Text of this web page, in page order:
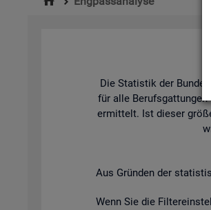
Die Sta­tis­tik der
für alle Be­rufs­gat­tun­gen
er­mit­telt. Ist die­ser
Aus Grün­den der
Wenn Sie die